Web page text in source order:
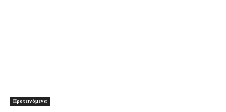
Προτεινόμενα